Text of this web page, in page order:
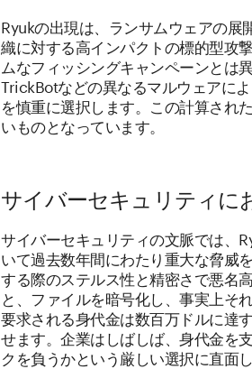
Ryukの出現は、ランサムウェアの
織に対する高インパクトの標的型攻
ムなフィッシングキャンペーンとは
TrickBotなどの異なるマルウェアに
を慎重に選択します。この計算され
いものとなっています。
サイバーセキュリティに
サイバーセキュリティの文脈では、
いて過去数年間にわたり重大な脅威
する際のステルス性と精密さで悪名
と、ファイルを暗号化し、事実上そ
要求される身代金は数百万ドルに達
せます。企業はしばしば、身代金を
クを負うかという厳しい選択に直面し